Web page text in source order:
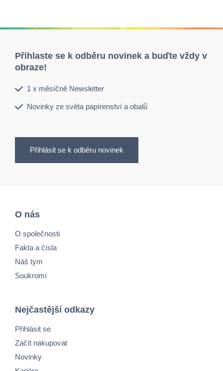
Přihlaste se k odběru novinek a buďte vždy v
obraze!
1 x měsíčně Newsletter
Novinky ze světa papírenství a obalů
Přihlásit se k odběru novinek
O nás
O společnosti
Fakta a čísla
Náš tým
Soukromí
Nejčastější odkazy
Přihlásit se
Začít nakupovat
Novinky